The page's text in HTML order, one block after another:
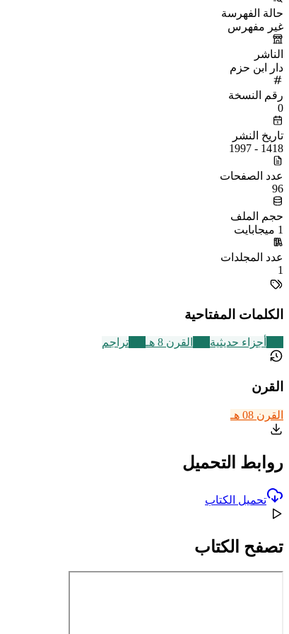
حالة الفهرسة
غير مفهرس
الناشر
دار ابن حزم
رقم النسخة
0
تاريخ النشر
1418 - 1997
عدد الصفحات
96
حجم الملف
1 ميجابايت
عدد المجلدات
1
الكلمات المفتاحية
أجزاء حديثية القرن 8 هـ تراجم
القرن
القرن 08 هـ
روابط التحميل
تحميل الكتاب
تصفح الكتاب